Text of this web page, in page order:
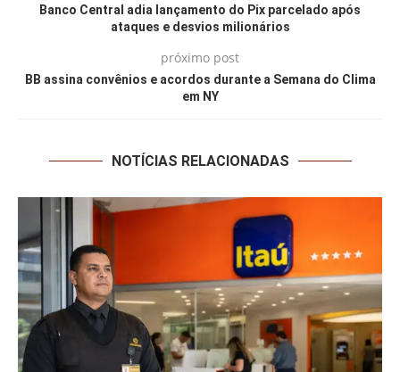
Banco Central adia lançamento do Pix parcelado após
ataques e desvios milionários
próximo post
BB assina convênios e acordos durante a Semana do Clima
em NY
NOTÍCIAS RELACIONADAS